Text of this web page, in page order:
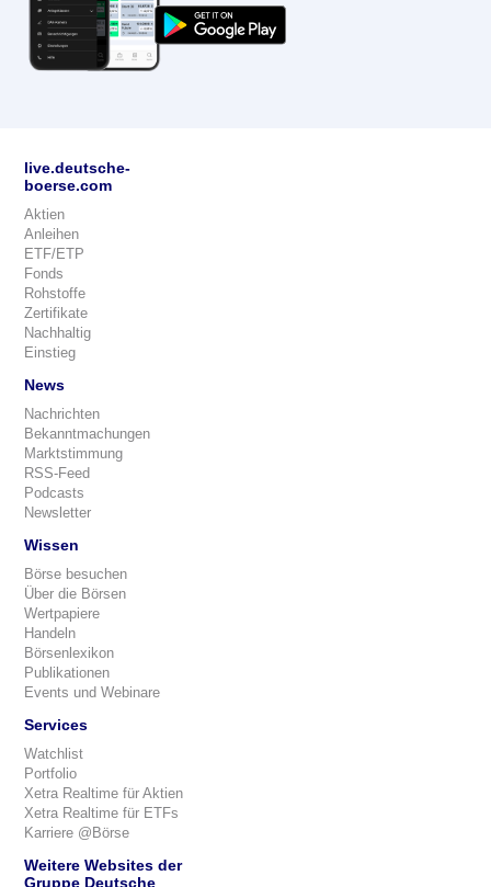
live.deutsche-
boerse.com
Aktien
Anleihen
ETF/ETP
Fonds
Rohstoffe
Zertifikate
Nachhaltig
Einstieg
News
Nachrichten
Bekanntmachungen
Marktstimmung
RSS-Feed
Podcasts
Newsletter
Wissen
Börse besuchen
Über die Börsen
Wertpapiere
Handeln
Börsenlexikon
Publikationen
Events und Webinare
Services
Watchlist
Portfolio
Xetra Realtime für Aktien
Xetra Realtime für ETFs
Karriere @Börse
Weitere Websites der
Gruppe Deutsche